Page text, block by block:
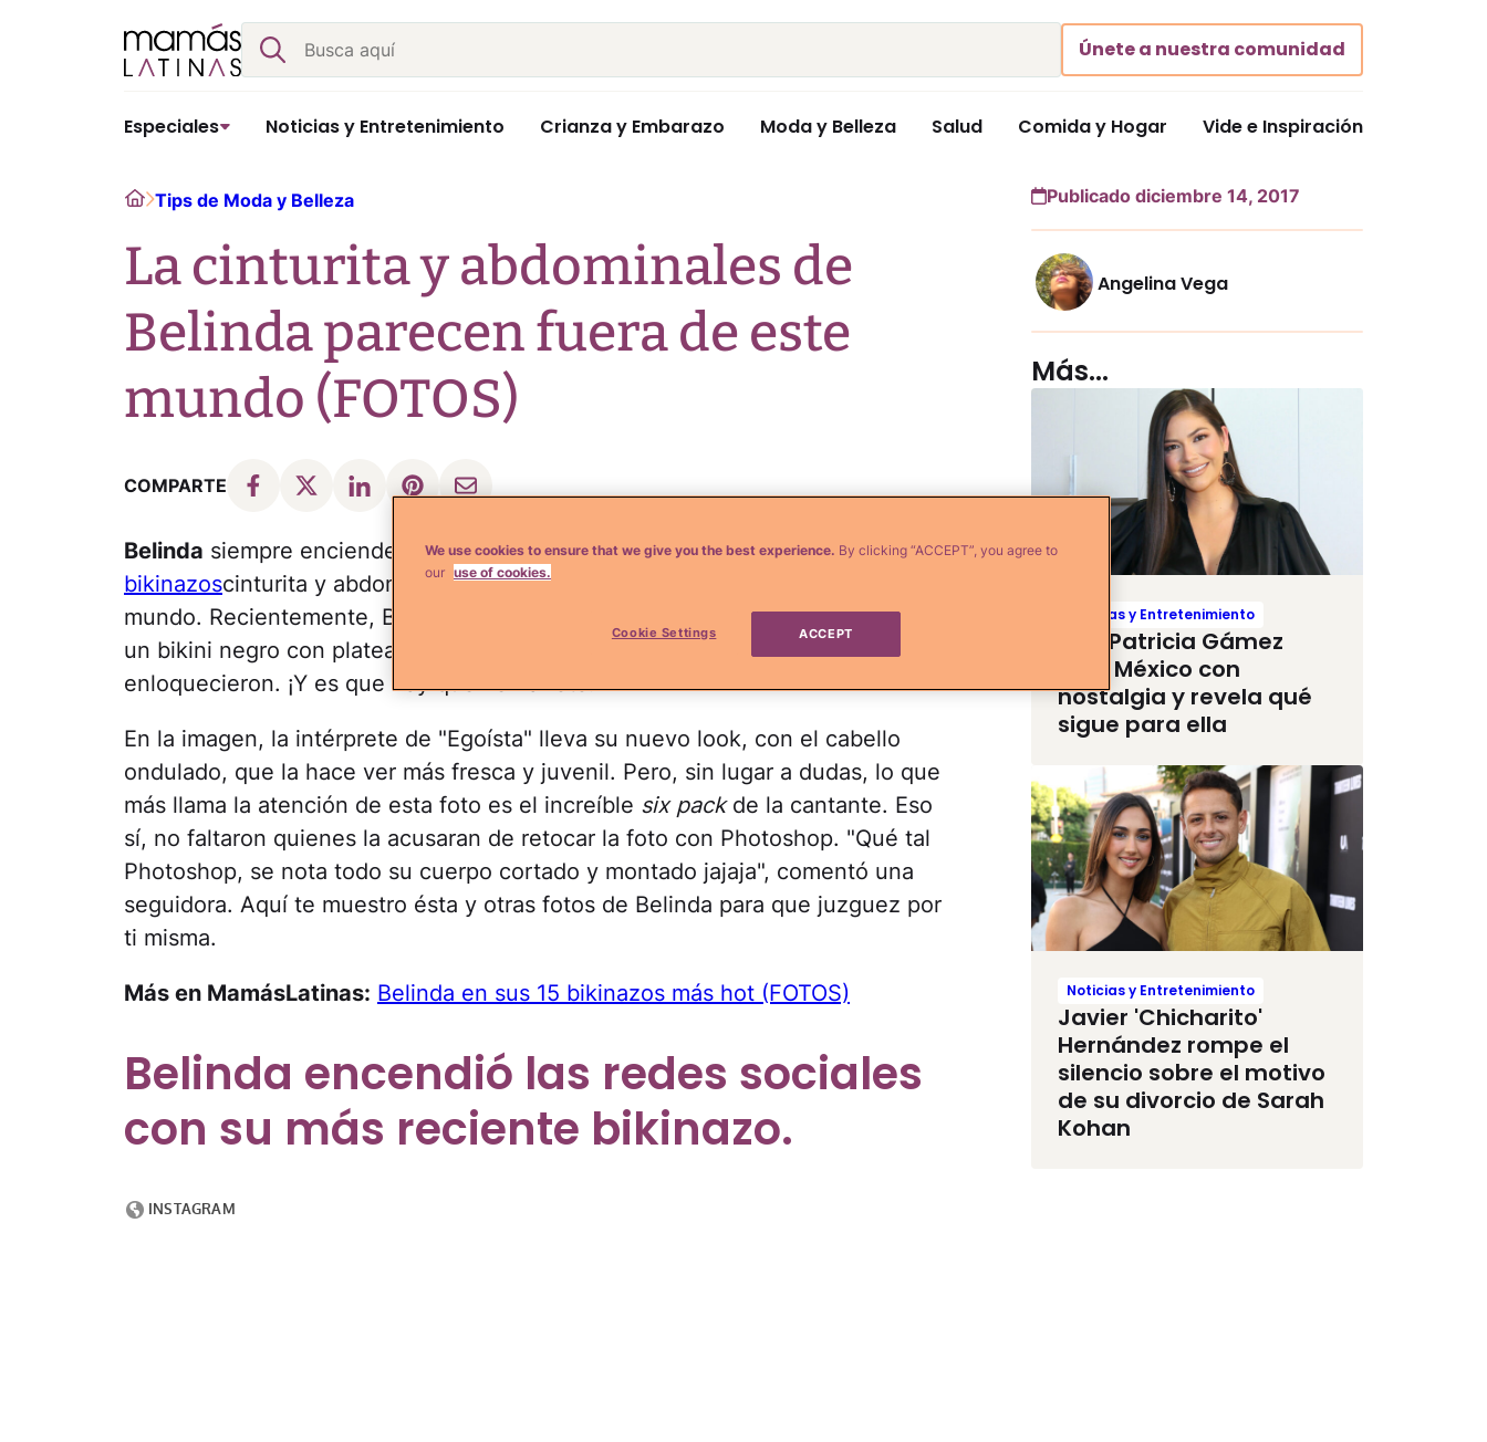
Buscar
Únete a nuestra comunidad
Especiales Noticias y Entretenimiento Crianza y Embarazo Moda y Belleza Salud Comida y Hogar Vide e Inspiración
HomeTips de Moda y Belleza
La cinturita y abdominales de
Belinda parecen fuera de este
mundo (FOTOS)
COMPARTE
Belinda siempre enciende las redes sociales consus candentes
bikinazoscinturita y abdominales que realmente parecen fuera de este
mundo. Recientemente, Beli compartió una foto en la que aparece luciendo
un bikini negro con plateado y, como era de esperarse, sus fans
enloquecieron. ¡Y es que hay que ver la foto!
En la imagen, la intérprete de "Egoísta" lleva su nuevo look, con el cabello
ondulado, que la hace ver más fresca y juvenil. Pero, sin lugar a dudas, lo que
más llama la atención de esta foto es el increíble six packde la cantante. Eso
sí, no faltaron quienes la acusaran de retocar la foto con Photoshop. "Qué tal
Photoshop, se nota todo su cuerpo cortado y montado jajaja", comentó una
seguidora. Aquí te muestro ésta y otras fotos de Belinda para que juzguez por
ti misma.
Más en MamásLatinas: Belinda en sus 15 bikinazos más hot (FOTOS)
Belinda encendió las redes sociales
con su más reciente bikinazo.
Publicado diciembre 14, 2017
Angelina Vega
Más...
Noticias y Entretenimiento
Ana Patricia Gámez
deja México con
nostalgia y revela qué
sigue para ella
Noticias y Entretenimiento
Javier 'Chicharito'
Hernández rompe el
silencio sobre el motivo
de su divorcio de Sarah
Kohan
We use cookies to ensure that we give you the best experience. By clicking “ACCEPT”, you agree to
our use of cookies.
Cookie Settings ACCEPT